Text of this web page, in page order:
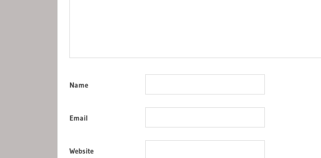
Name
Email
Website